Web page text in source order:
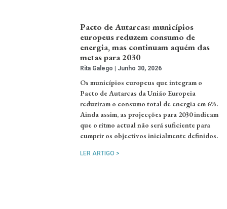
Pacto de Autarcas: municípios
europeus reduzem consumo de
energia, mas continuam aquém das
metas para 2030
Rita Galego Junho 30, 2026
Os municípios europeus que integram o
Pacto de Autarcas da União Europeia
reduziram o consumo total de energia em 6%.
Ainda assim, as projecções para 2030 indicam
que o ritmo actual não será suficiente para
cumprir os objectivos inicialmente definidos.
LER ARTIGO >